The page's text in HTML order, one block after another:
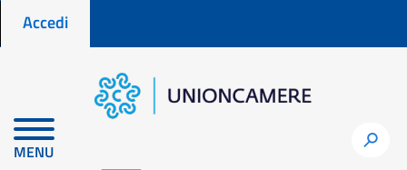
Menu profilo utente
Accedi
MENU
h
Home
Piacenza, aumentano del 4,7% le imprese guidate da stranieri